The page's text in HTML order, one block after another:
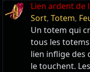
Lien ardent de
Sort, Totem,
Un totem qui
tous les
lien inflige des
le touchent.